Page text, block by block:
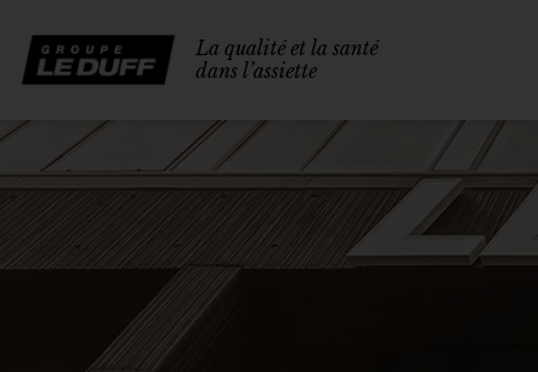
La qualité et la santé
dans l’assiette